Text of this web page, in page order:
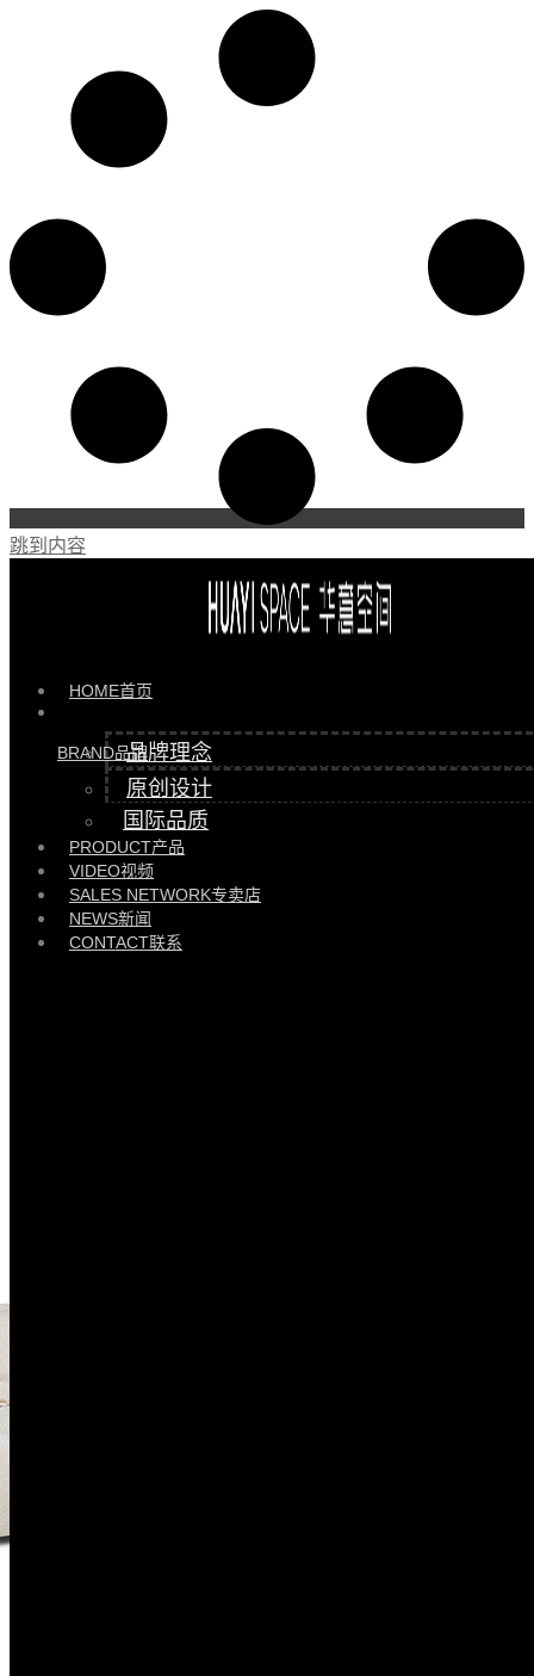
跳到内容
HOME首页
BRAND品牌
品牌理念
原创设计
国际品质
PRODUCT产品
VIDEO视频
SALES NETWORK专卖店
NEWS新闻
CONTACT联系